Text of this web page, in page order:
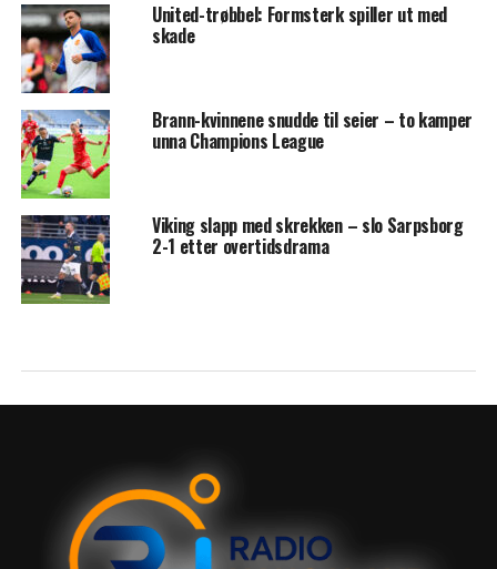
United-trøbbel: Formsterk spiller ut med
skade
Brann-kvinnene snudde til seier – to kamper
unna Champions League
Viking slapp med skrekken – slo Sarpsborg
2-1 etter overtidsdrama